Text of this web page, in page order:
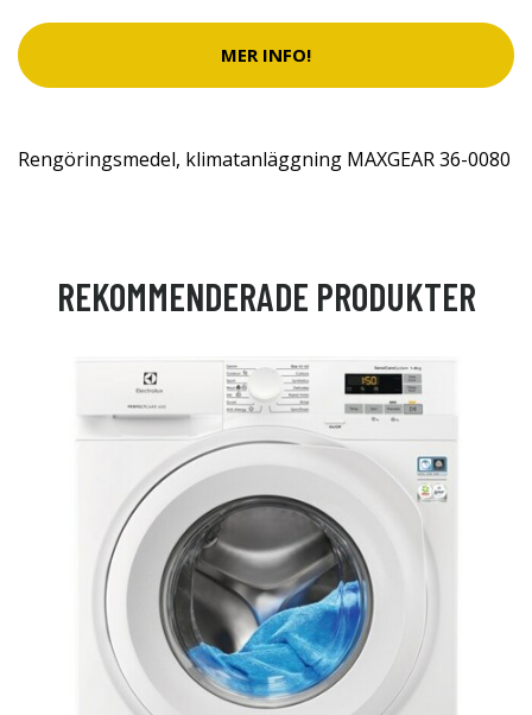
MER INFO!
Rengöringsmedel, klimatanläggning MAXGEAR 36-0080
REKOMMENDERADE PRODUKTER